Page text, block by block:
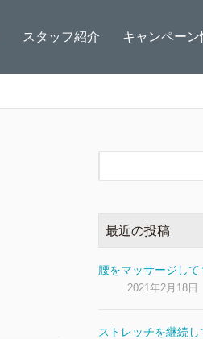
スタッフ紹介 キャンペーン
最近の投稿
腰をマッサージし
2021年2月18日
ストレッチを継続